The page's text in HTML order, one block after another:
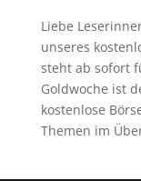
Liebe
unseres
steht ab sofort
Goldwoche ist
kostenlose
Themen im